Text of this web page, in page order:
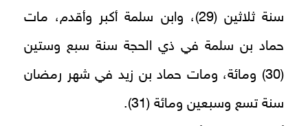
سنة ثلاثين (29)، وابن سلمة أكبر وأقدم، مات
حماد بن سلمة في ذي الحجة سنة سبع وستين
(30) ومائة، ومات حماد بن زيد في شهر رمضان
سنة تسع وسبعين ومائة (31).